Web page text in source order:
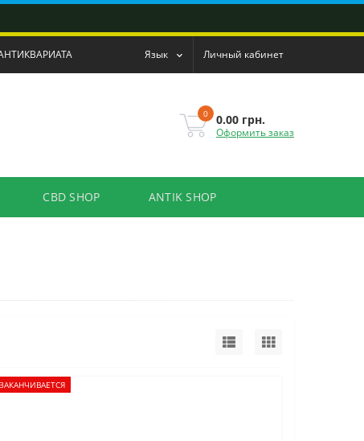
Язык Личный кабинет
0 0.00 грн.
Оформить заказ
CBD SHOP ANTIK SHOP
ЗАКАНЧИВАЕТСЯ